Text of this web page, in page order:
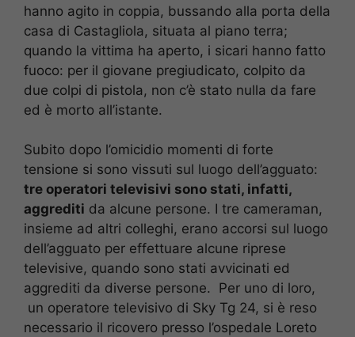
hanno agito in coppia, bussando alla porta della
casa di Castagliola, situata al piano terra;
quando la vittima ha aperto, i sicari hanno fatto
fuoco: per il giovane pregiudicato, colpito da
due colpi di pistola, non c’è stato nulla da fare
ed è morto all’istante.
Subito dopo l’omicidio momenti di forte
tensione si sono vissuti sul luogo dell’agguato:
tre operatori televisivi sono stati, infatti,
aggrediti da alcune persone. I tre cameraman,
insieme ad altri colleghi, erano accorsi sul luogo
dell’agguato per effettuare alcune riprese
televisive, quando sono stati avvicinati ed
aggrediti da diverse persone. Per uno di loro,
un operatore televisivo di Sky Tg 24, si è reso
necessario il ricovero presso l’ospedale Loreto